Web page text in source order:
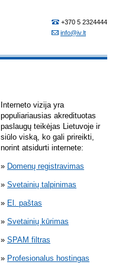
Interneto vizija yra
populiariausias akredituotas
paslaugų teikėjas Lietuvoje ir
siūlo viską, ko gali prireikti,
norint atsidurti internete:
Domenų registravimas
Svetainių talpinimas
El. paštas
Svetainių kūrimas
SPAM filtras
Profesionalus hostingas